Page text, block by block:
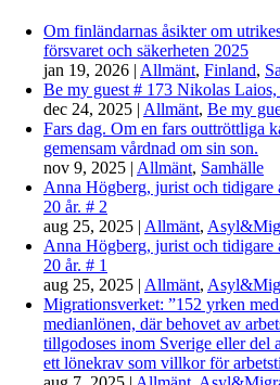
Om finländarnas åsikter om
försvaret och säkerheten 2025
jan 19, 2026 | Allmänt, Finland,
Be my guest # 173 Nikolas
dec 24, 2025 | Allmänt, Be my
Fars dag. Om en fars outtröttliga
gemensam vårdnad om sin son.
nov 9, 2025 | Allmänt, Samhälle
Anna Högberg, jurist och
20 år. # 2
aug 25, 2025 | Allmänt,
Anna Högberg, jurist och
20 år. # 1
aug 25, 2025 | Allmänt,
Migrationsverket: ”152 yrken
medianlönen, där behovet av
tillgodoses inom Sverige eller del
ett lönekrav som villkor för